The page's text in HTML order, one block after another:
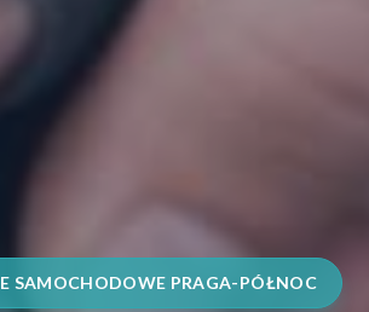
SAMOCHODOWE PRAGA-PÓŁNOC